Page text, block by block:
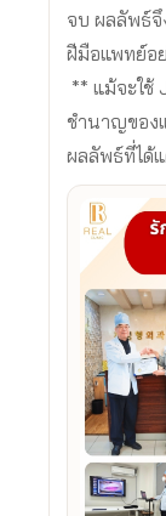
จบ ผลลัพธ์จึ
ฝีมือแพทย์อ
** แม้จะใช้
ชำนาญของ
ผลลัพธ์ที่ได้